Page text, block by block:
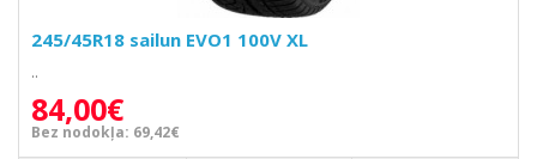
245/45R18 sailun EVO1 100V XL
..
84,00€
Bez nodokļa: 69,42€